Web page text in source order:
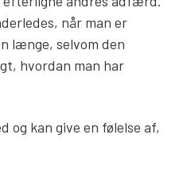
når man er
længe, selvom den
hvordan man har
og kan give en følelse af,